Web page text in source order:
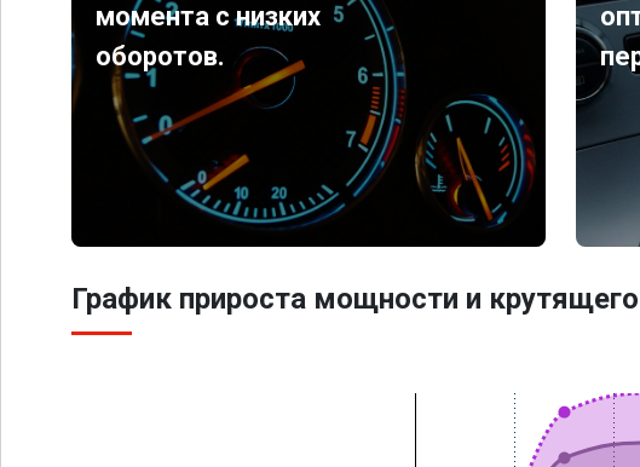
момента с низких
оборотов.
График прироста мощности и